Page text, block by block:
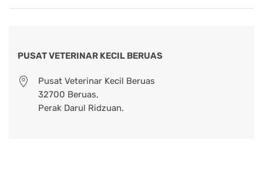
PUSAT VETERINAR KECIL BERUAS
Pusat Veterinar Kecil Beruas
32700 Beruas,
Perak Darul Ridzuan.